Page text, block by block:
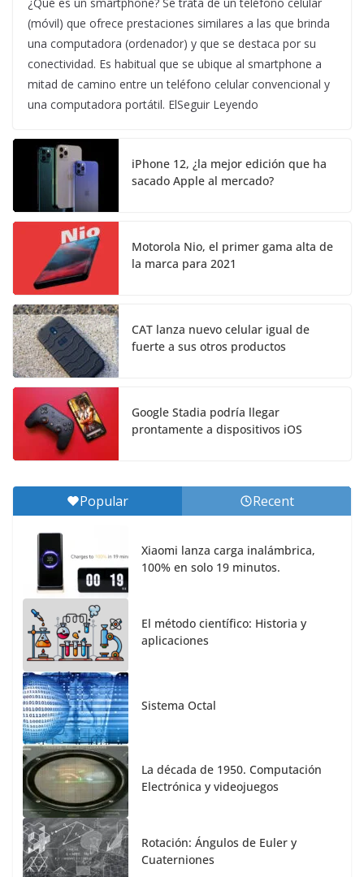
¿Qué es un smartphone? Se trata de un teléfono celular
(móvil) que ofrece prestaciones similares a las que brinda
una computadora (ordenador) y que se destaca por su
conectividad. Es habitual que se ubique al smartphone a
mitad de camino entre un teléfono celular convencional y
una computadora portátil. ElSeguir Leyendo
iPhone 12, ¿la mejor edición que ha
sacado Apple al mercado?
Motorola Nio, el primer gama alta de
la marca para 2021
CAT lanza nuevo celular igual de
fuerte a sus otros productos
Google Stadia podría llegar
prontamente a dispositivos iOS
Popular Recent
Xiaomi lanza carga inalámbrica,
100% en solo 19 minutos.
El método científico: Historia y
aplicaciones
Sistema Octal
La década de 1950. Computación
Electrónica y videojuegos
Rotación: Ángulos de Euler y
Cuaterniones